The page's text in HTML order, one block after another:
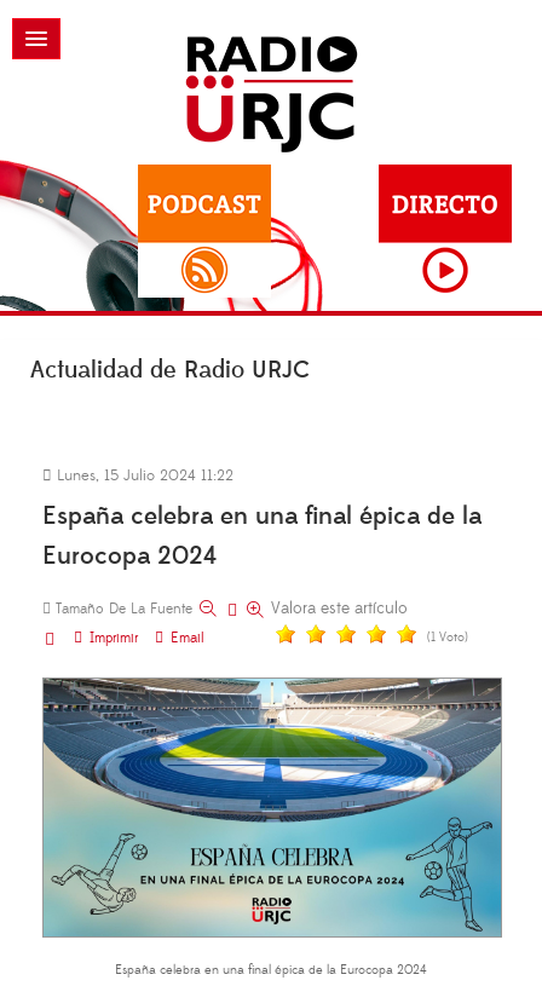
Actualidad de Radio URJC
Lunes, 15 Julio 2024 11:22
España celebra en una final épica de la
Eurocopa 2024
Tamaño De La Fuente
Imprimir
Email
Valora este artículo
(1 Voto)
España celebra en una final épica de la Eurocopa 2024